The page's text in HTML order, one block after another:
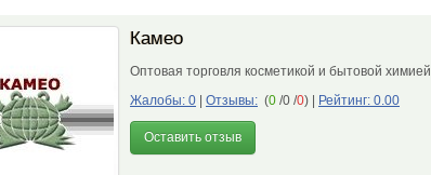
Камео
Оптовая торговля косметикой и бытовой химией
Жалобы: 0
Отзывы: (0 /0 /0) Рейтинг: 0.00
Оставить отзыв